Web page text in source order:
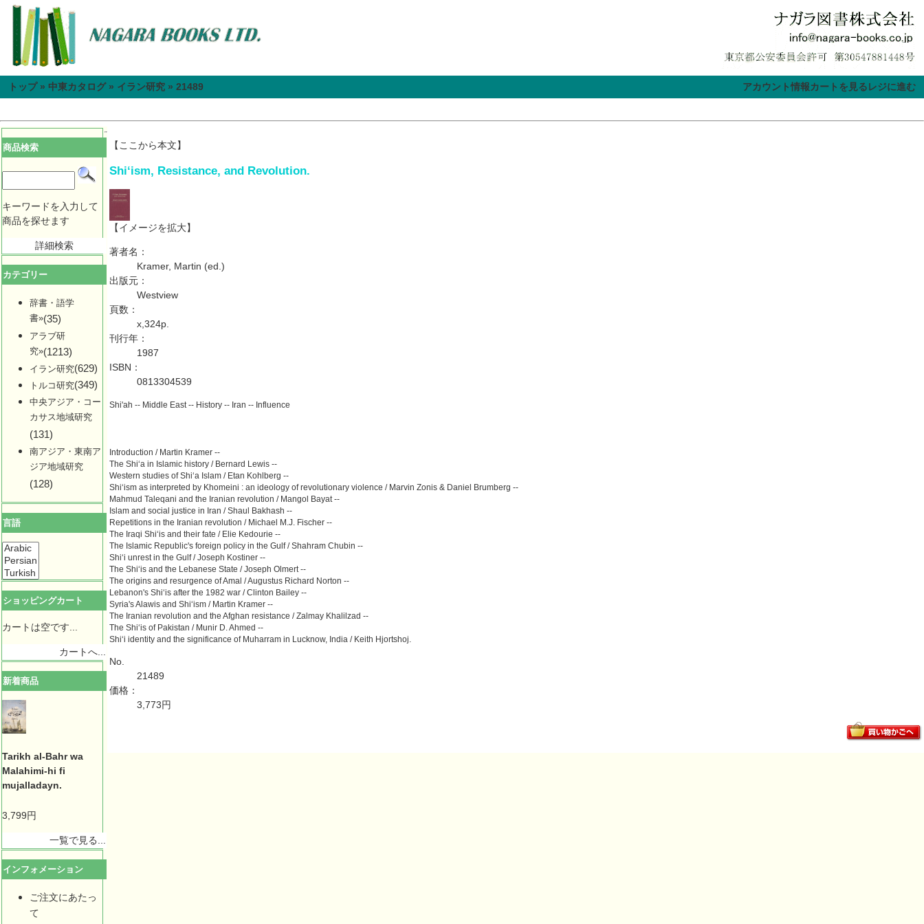
トップ» 中東カタログ» イラン研究 » 21489 アカウント情報カートを見るレジに進む
商品検索
キーワードを入力して
商品を探せます
詳細検索
カテゴリー
辞書・語学
書»(35)
アラブ研
究»(1213)
イラン研究(629)
トルコ研究(349)
中央アジア・コー
カサス地域研究
(131)
南アジア・東南ア
ジア地域研究
(128)
言語
ショッピングカート
カートは空です...
カートへ...
新着商品
Tarikh al-Bahr wa
Malahimi-hi fi
mujalladayn.
3,799円
一覧で見る...
インフォメーション
ご注文にあたっ
て
【ここから本文】
Shiʻism, Resistance, and Revolution.
【イメージを拡大】
著者名：
Kramer, Martin (ed.)
出版元：
Westview
頁数：
x,324p.
刊行年：
1987
ISBN：
0813304539
Shi'ah -- Middle East -- History -- Iran -- Influence
Introduction / Martin Kramer --
The Shiʻa in Islamic history / Bernard Lewis --
Western studies of Shiʻa Islam / Etan Kohlberg --
Shiʻism as interpreted by Khomeini : an ideology of revolutionary violence / Marvin Zonis & Daniel Brumberg --
Mahmud Taleqani and the Iranian revolution / Mangol Bayat --
Islam and social justice in Iran / Shaul Bakhash --
Repetitions in the Iranian revolution / Michael M.J. Fischer --
The Iraqi Shiʻis and their fate / Elie Kedourie --
The Islamic Republic's foreign policy in the Gulf / Shahram Chubin --
Shiʻi unrest in the Gulf / Joseph Kostiner --
The Shiʻis and the Lebanese State / Joseph Olmert --
The origins and resurgence of Amal / Augustus Richard Norton --
Lebanon's Shiʻis after the 1982 war / Clinton Bailey --
Syria's Alawis and Shiʻism / Martin Kramer --
The Iranian revolution and the Afghan resistance / Zalmay Khalilzad --
The Shiʻis of Pakistan / Munir D. Ahmed --
Shiʻi identity and the significance of Muharram in Lucknow, India / Keith Hjortshoj.
No.
21489
価格：
3,773円